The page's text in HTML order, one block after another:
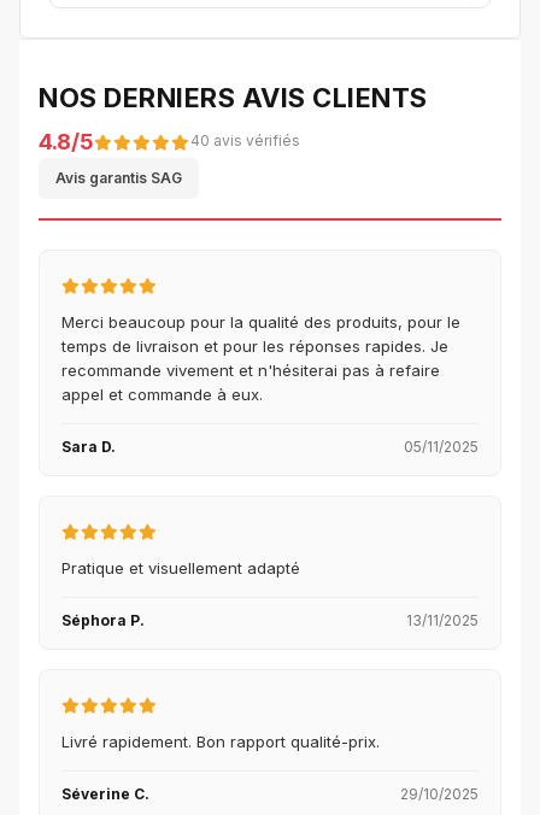
NOS DERNIERS AVIS CLIENTS
4.8/5 40 avis vérifiés
Avis garantis SAG
Merci beaucoup pour la qualité des produits, pour le
temps de livraison et pour les réponses rapides. Je
recommande vivement et n'hésiterai pas à refaire
appel et commande à eux.
Sara D. 05/11/2025
Pratique et visuellement adapté
Séphora P. 13/11/2025
Livré rapidement. Bon rapport qualité-prix.
Séverine C. 29/10/2025